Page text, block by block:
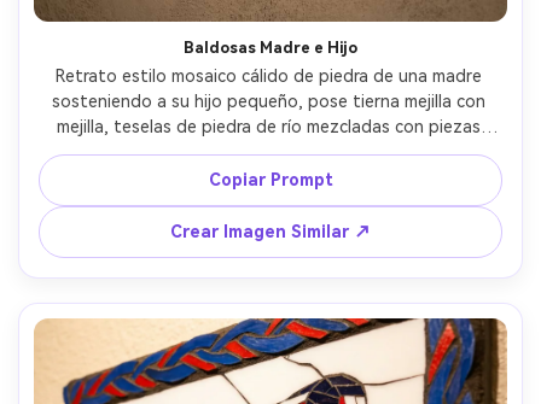
Baldosas Madre e Hijo
Retrato estilo mosaico cálido de piedra de una madre
sosteniendo a su hijo pequeño, pose tierna mejilla con
mejilla, teselas de piedra de río mezcladas con piezas
cerámicas pequeñas para detalles faciales, paleta beige y
miel, borde curvado suave como una cuna, ambiente
hogareño reconfortante, colocación de baldosas muy
detallada, composición suave con espacio negativo
calmante, lente de 85mm, profundidad de campo
reducida, iluminación cinematográfica suave --ar 4:5
Copiar Prompt
Crear Imagen Similar ↗